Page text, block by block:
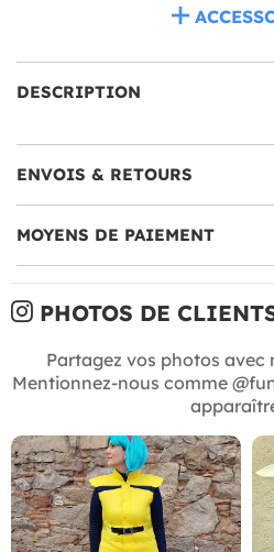
DESCRIPTION
ENVOIS & RETOURS
MOYENS DE PAIEMENT
PHOTOS DE
Partagez vos photos avec
Mentionnez-nous comme